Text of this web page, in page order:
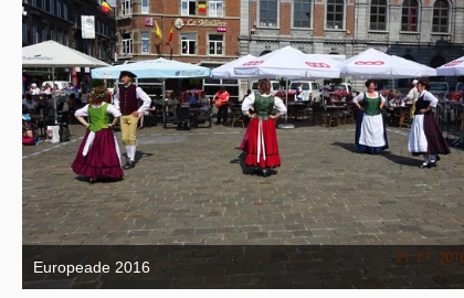
Europeade 2016
7. September 2016